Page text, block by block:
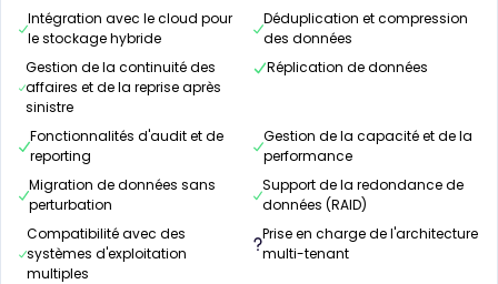
Intégration avec le cloud pour
le stockage hybride
Déduplication et compression
des données
Gestion de la continuité des
affaires et de la reprise après
sinistre
Réplication de données
Fonctionnalités d'audit et de
reporting
Gestion de la capacité et de la
performance
Migration de données sans
perturbation
Support de la redondance de
données (RAID)
Compatibilité avec des
systèmes d'exploitation
multiples
Prise en charge de l'architecture
multi-tenant